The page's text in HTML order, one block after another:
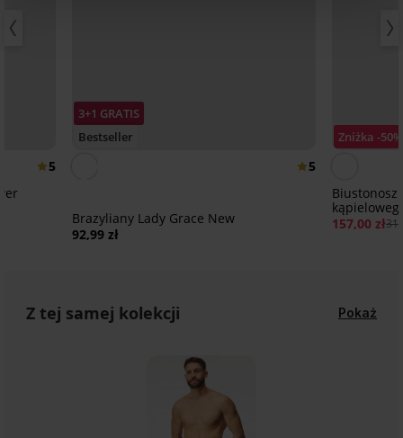
5
3+1 GRATIS
Bestseller
5
Brazyliany Lady Grace New
92,99 zł
Zniżka -50%
Biustonosz
157,00 zł
Z tej samej kolekcji Pokaż